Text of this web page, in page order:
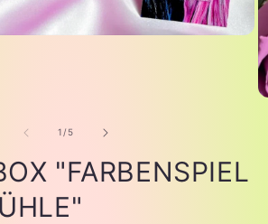
1/of
5
"FARBENSPIEL